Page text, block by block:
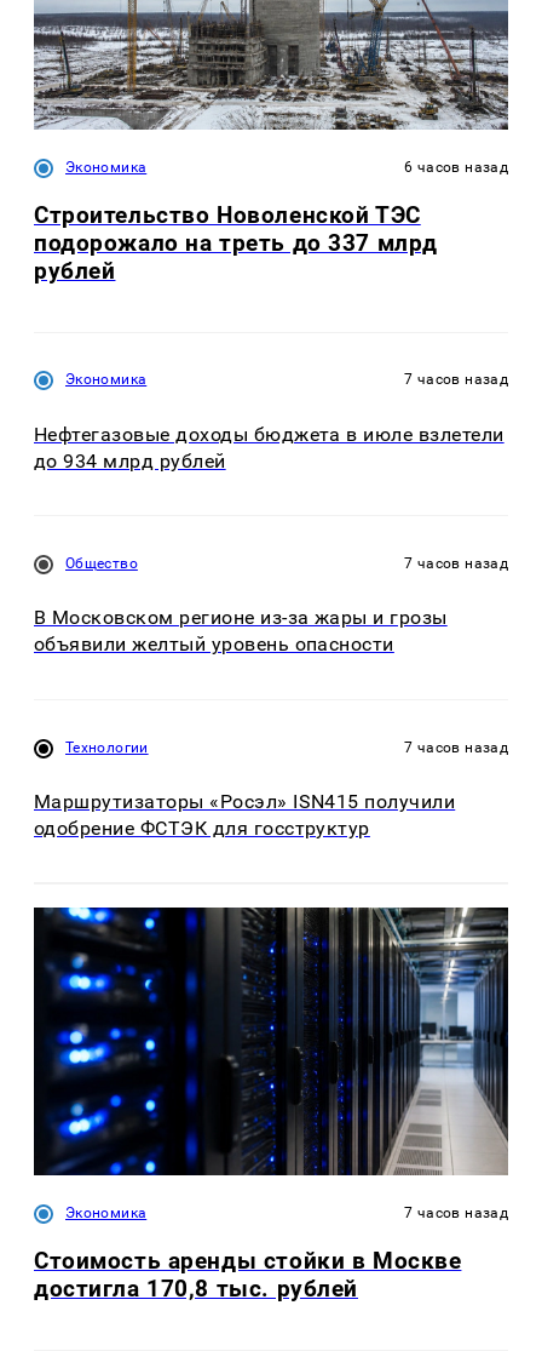
Экономика 6 часов назад
Строительство Новоленской ТЭС
подорожало на треть до 337 млрд
рублей
Экономика 7 часов назад
Нефтегазовые доходы бюджета в июле взлетели
до 934 млрд рублей
Общество 7 часов назад
В Московском регионе из-за жары и грозы
объявили желтый уровень опасности
Технологии 7 часов назад
Маршрутизаторы «Росэл» ISN415 получили
одобрение ФСТЭК для госструктур
Экономика 7 часов назад
Стоимость аренды стойки в Москве
достигла 170,8 тыс. рублей